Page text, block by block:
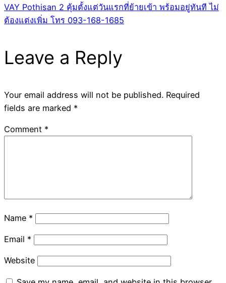
VAY Pothisan 2 คุ้มตั้งแต่วันแรกที่ย้ายเข้า พร้อมอยู่ทันที ไม่
ต้องแต่งเพิ่ม โทร 093-168-1685
Leave a Reply
Your email address will not be published. Required
fields are marked *
Comment *
Name *
Email *
Website